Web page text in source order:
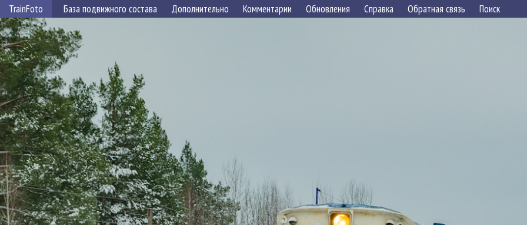
TrainFoto База подвижного состава Дополнительно Комментарии Обновления Справка Обратная связь Поиск